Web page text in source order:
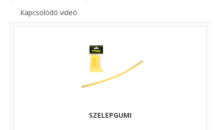
Kapcsolódó videó
SZELEPGUMI